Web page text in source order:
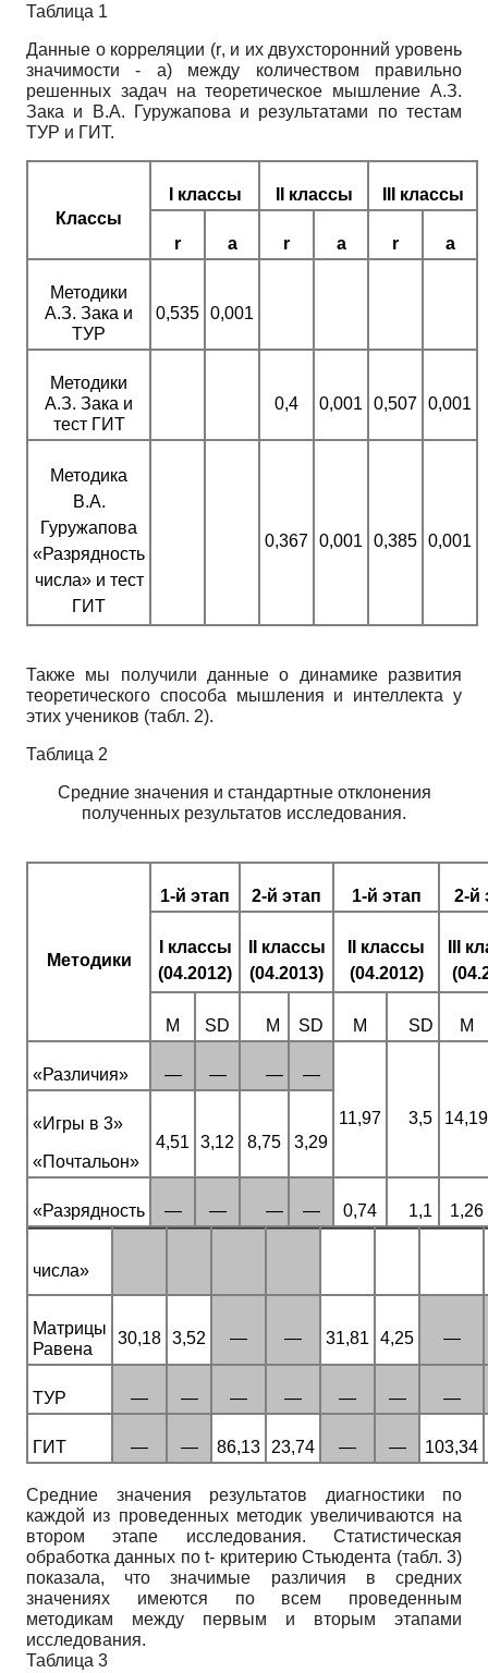
Таблица 1
Данные о корреляции (r, и их двухсторонний уровень
значимости - а) между количеством правильно
решенных задач на теоретическое мышление А.З.
Зака и В.А. Гуружапова и результатами по тестам
ТУР и ГИТ.
Классы
I классы II классы III классы
r а r а r а
Методики
А.З. Зака и
ТУР
0,535 0,001
Методики
А.З. Зака и
тест ГИТ
0,4 0,001 0,507 0,001
Методика
В.А.
Гуружапова
«Разрядность
числа» и тест
ГИТ
0,367 0,001 0,385 0,001
Также мы получили данные о динамике развития
теоретического способа мышления и интеллекта у
этих учеников (табл. 2).
Таблица 2
Средние значения и стандартные отклонения
полученных результатов исследования.
Методики
1-й этап 2-й этап 1-й этап 2-й
I классы
(04.2012)
II классы
(04.2013)
II классы
(04.2012)
III
M SD M SD M SD M
«Различия» — — — —
11,97 3,5 14,19
«Игры в 3»
«Почтальон»
4,51 3,12 8,75 3,29
«Разрядность — — — — 0,74 1,1 1,26
числа»
Матрицы
Равена
30,18 3,52 — — 31,81 4,25 —
ТУР — — — — — — —
ГИТ — — 86,13 23,74 — — 103,34
Средние значения результатов диагностики по
каждой из проведенных методик увеличиваются на
втором этапе исследования. Статистическая
обработка данных поt- критерию Стьюдента (табл. 3)
показала, что значимые различия в средних
значениях имеются по всем проведенным
методикам между первым и вторым этапами
исследования.
Таблица 3